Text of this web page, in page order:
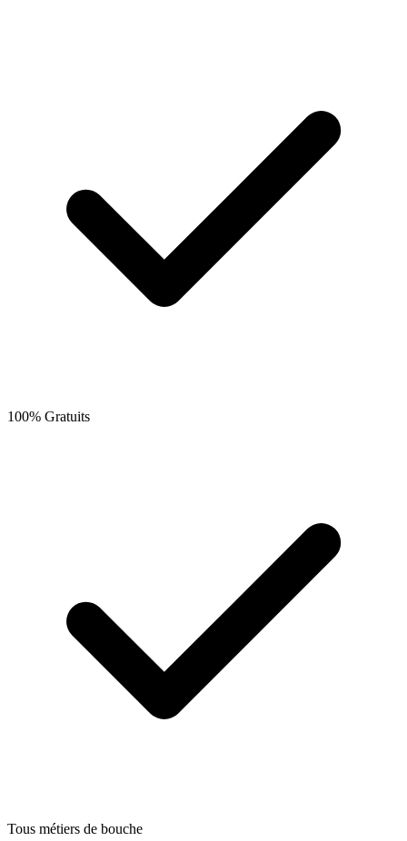
100% Gratuits
Tous métiers de bouche